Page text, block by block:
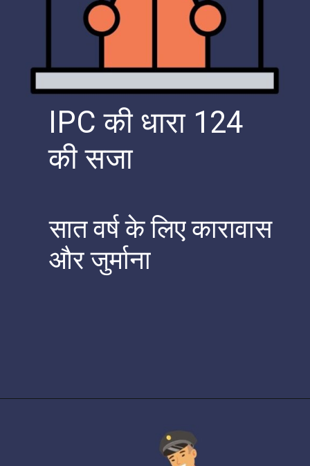
सात वर्ष के लिए कारावास
और जुर्माना
IPC की धारा 124
की सजा